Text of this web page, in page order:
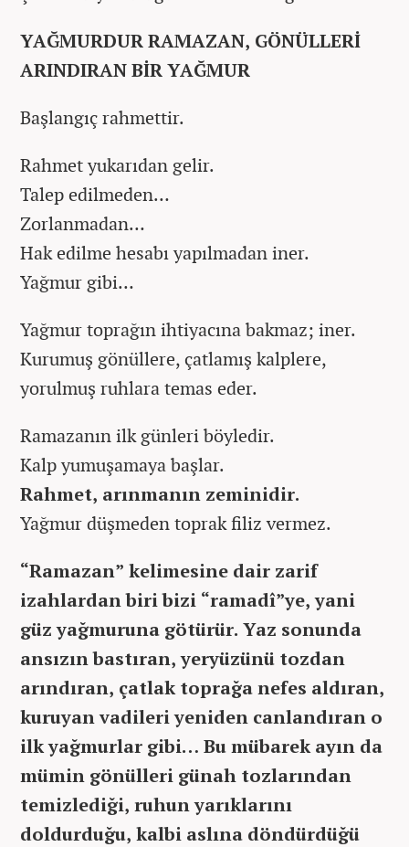
YAĞMURDUR RAMAZAN, GÖNÜLLERİ
ARINDIRAN BİR YAĞMUR
Başlangıç rahmettir.
Rahmet yukarıdan gelir.
Talep edilmeden…
Zorlanmadan…
Hak edilme hesabı yapılmadan iner.
Yağmur gibi…
Yağmur toprağın ihtiyacına bakmaz; iner.
Kurumuş gönüllere, çatlamış kalplere,
yorulmuş ruhlara temas eder.
Ramazanın ilk günleri böyledir.
Kalp yumuşamaya başlar.
Rahmet, arınmanın zeminidir.
Yağmur düşmeden toprak filiz vermez.
“Ramazan” kelimesine dair zarif
izahlardan biri bizi “ramadî”ye, yani
güz yağmuruna götürür. Yaz sonunda
ansızın bastıran, yeryüzünü tozdan
arındıran, çatlak toprağa nefes aldıran,
kuruyan vadileri yeniden canlandıran o
ilk yağmurlar gibi… Bu mübarek ayın da
mümin gönülleri günah tozlarından
temizlediği, ruhun yarıklarını
doldurduğu, kalbi aslına döndürdüğü